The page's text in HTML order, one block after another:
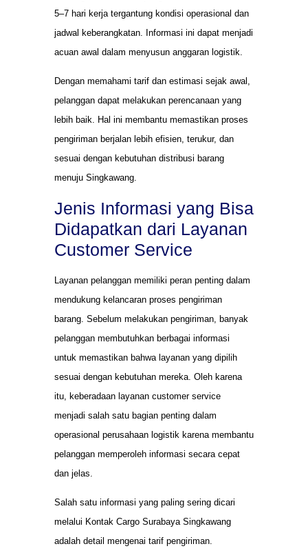
5–7 hari kerja tergantung kondisi operasional dan
jadwal keberangkatan. Informasi ini dapat menjadi
acuan awal dalam menyusun anggaran logistik.
Dengan memahami tarif dan estimasi sejak awal,
pelanggan dapat melakukan perencanaan yang
lebih baik. Hal ini membantu memastikan proses
pengiriman berjalan lebih efisien, terukur, dan
sesuai dengan kebutuhan distribusi barang
menuju Singkawang.
Jenis Informasi yang Bisa
Didapatkan dari Layanan
Customer Service
Layanan pelanggan memiliki peran penting dalam
mendukung kelancaran proses pengiriman
barang. Sebelum melakukan pengiriman, banyak
pelanggan membutuhkan berbagai informasi
untuk memastikan bahwa layanan yang dipilih
sesuai dengan kebutuhan mereka. Oleh karena
itu, keberadaan layanan customer service
menjadi salah satu bagian penting dalam
operasional perusahaan logistik karena membantu
pelanggan memperoleh informasi secara cepat
dan jelas.
Salah satu informasi yang paling sering dicari
melalui Kontak Cargo Surabaya Singkawang
adalah detail mengenai tarif pengiriman.